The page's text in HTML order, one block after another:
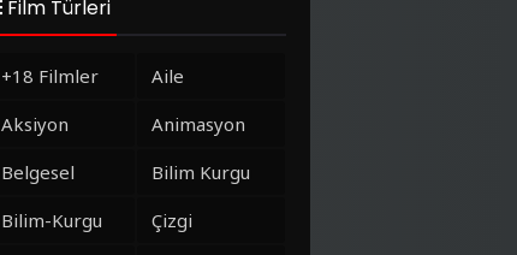
Film Türleri
+18 Filmler
Aile
Aksiyon
Animasyon
Belgesel
Bilim Kurgu
Bilim-Kurgu
Çizgi